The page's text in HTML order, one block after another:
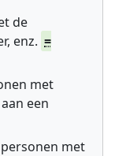
de
enz. =
met
een
met